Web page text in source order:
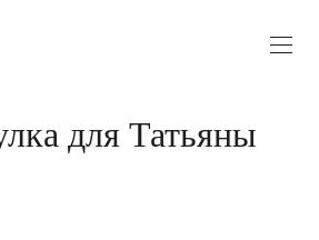
для Татьяны